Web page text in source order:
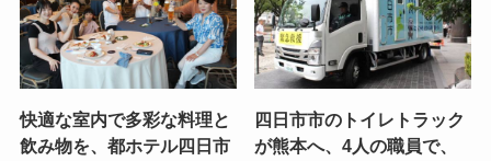
快適な室内で多彩な料理と
飲み物を、都ホテル四日市
四日市市のトイレトラック
が熊本へ、4人の職員で、